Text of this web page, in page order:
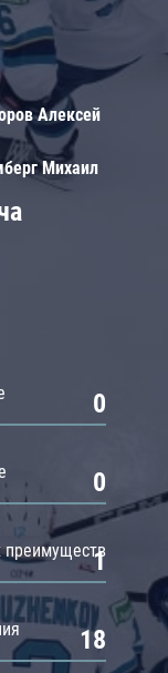
0
0
преимуществ
1
18
Алексей
Михаил